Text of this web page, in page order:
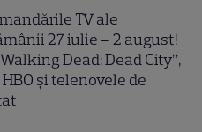
TV ale
27 iulie – 2 august!
Dead: Dead City”,
și telenovele de